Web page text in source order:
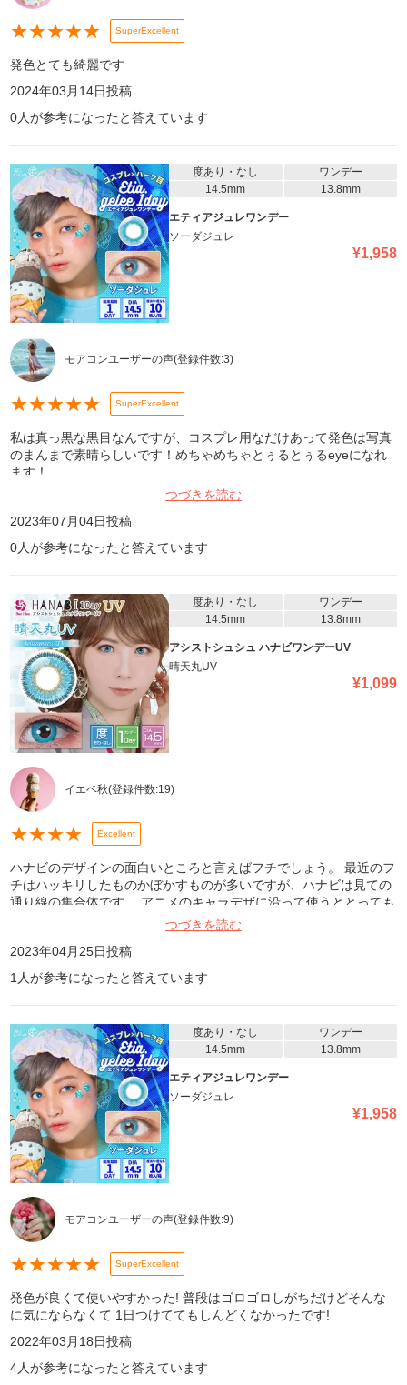
★★★★★ SuperExcellent
発色とても綺麗です
2024年03月14日投稿
0人が参考になったと答えています
度あり・なし
ワンデー
14.5mm
13.8mm
エティアジュレワンデー
ソーダジュレ
¥1,958
モアコンユーザーの声(登録件数:3)
★★★★★ SuperExcellent
私は真っ黒な黒目なんですが、コスプレ用なだけあって発色は写真
のまんまで素晴らしいです！めちゃめちゃとぅるとぅるeyeになれ
ます！
つづきを読む
2023年07月04日投稿
0人が参考になったと答えています
度あり・なし
ワンデー
14.5mm
13.8mm
アシストシュシュ ハナビワンデーUV
晴天丸UV
¥1,099
イエベ秋(登録件数:19)
★★★★ Excellent
ハナビのデザインの面白いところと言えばフチでしょう。 最近のフ
チはハッキリしたものかぼかすものが多いですが、ハナビは見ての
通り線の集合体です。 アニメのキャラデザに沿って使うととっても
つづきを読む
2023年04月25日投稿
1 人が参考になったと答えています
度あり・なし
ワンデー
14.5mm
13.8mm
エティアジュレワンデー
ソーダジュレ
¥1,958
モアコンユーザーの声(登録件数:9)
★★★★★ SuperExcellent
発色が良くて使いやすかった! 普段はゴロゴロしがちだけどそんな
に気にならなくて 1日つけててもしんどくなかったです!
2022年03月18日投稿
4人が参考になったと答えています